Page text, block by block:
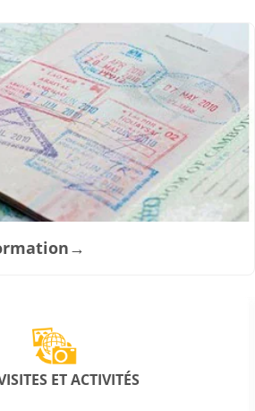
→
ET ACTIVITÉS